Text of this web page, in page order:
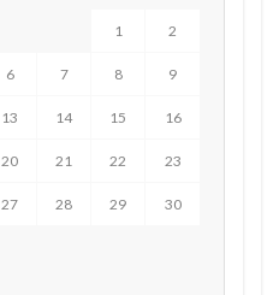
1 2
6 7 8 9
13 14 15 16
20 21 22 23
27 28 29 30